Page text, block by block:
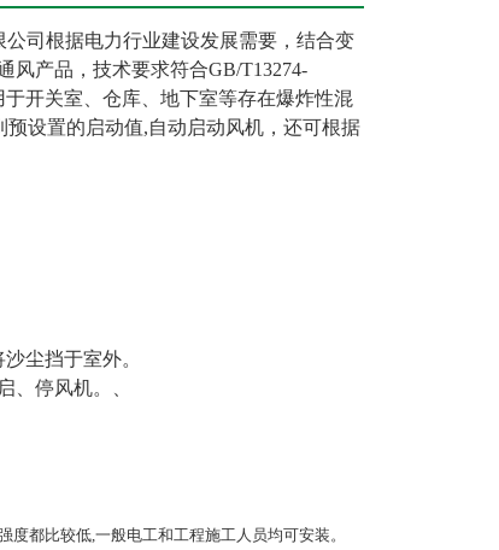
司根据电力行业建设发展需要，结合变
风产品，技术要求符合GB/T13274-
开关室、仓库、地下室等存在爆炸性混
设置的启动值,自动启动风机，还可根据
尘挡于室外。
、停风机。、
都比较低,一般电工和工程施工人员均可安装。